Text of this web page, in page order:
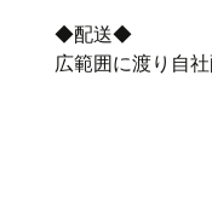
◆配送◆
広範囲に渡り自